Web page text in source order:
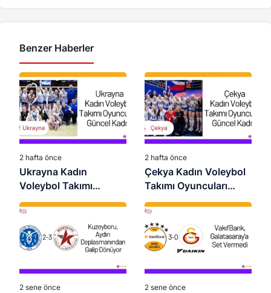
Benzer Haberler
2 hafta önce
Ukrayna Kadın
Voleybol Takımı
Oyuncuları 2026 –
Güncel Kadro
2 hafta önce
Çekya Kadın Voleybol
Takımı Oyuncuları
2026 – Güncel Kadro
2 sene önce 2 sene önce